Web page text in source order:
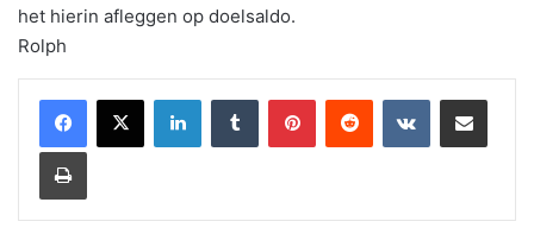
het hierin afleggen op doelsaldo.
Rolph
LinkedInTumblr PinterestReddit VKontakteShare via Email
Print